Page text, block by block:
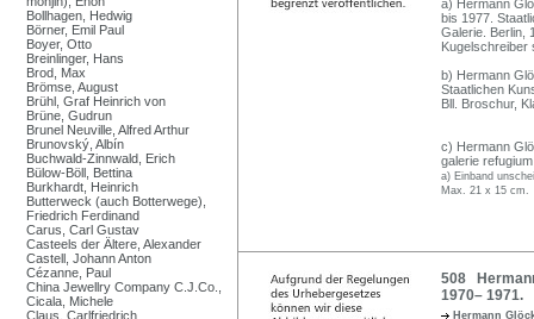
Bollhagen, Hedwig
Börner, Emil Paul
Boyer, Otto
Breinlinger, Hans
Brod, Max
Brömse, August
Brühl, Graf Heinrich von
Brüne, Gudrun
Brunel Neuville, Alfred Arthur
Brunovský, Albín
Buchwald-Zinnwald, Erich
Bülow-Böll, Bettina
Burkhardt, Heinrich
Butterweck (auch Botterwege),
Friedrich Ferdinand
Carus, Carl Gustav
Casteels der Ältere, Alexander
Castell, Johann Anton
Cézanne, Paul
China Jewellry Company C.J.Co.,
Cicala, Michele
Claus, Carlfriedrich
a) Hermann
bis 1977.
Galerie. Berlin,
Kugelschreiber
b) Hermann
Staatlichen
Bll. Broschur,
c) Hermann
galerie
a) Einband
Max. 21 x 15 cm.
508
1970– 1971.
Hermann